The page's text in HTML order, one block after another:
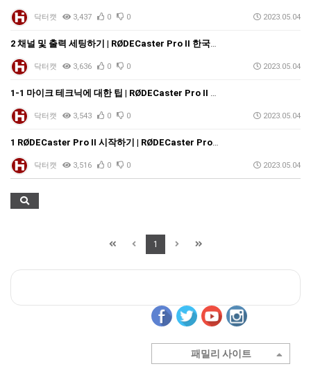
닥터캣 3,437 0 0 2023.05.04
2 채널 및 출력 세팅하기 | RØDECaster Pro II 한국어 사용자 가이드
닥터캣 3,636 0 0 2023.05.04
1-1 마이크 테크닉에 대한 팁 | RØDECaster Pro II 한국어 사용자 가이드
닥터캣 3,543 0 0 2023.05.04
1 RØDECaster Pro II 시작하기 | RØDECaster Pro II 한국어 사용자 가이드
닥터캣 3,516 0 0 2023.05.04
1
패밀리 사이트